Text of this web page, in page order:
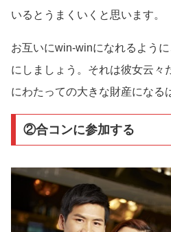
いるとうまくいくと思います。
お互いにwin-winになれるよう
にしましょう。それは彼女云々
にわたっての大きな財産になる
②合コンに参加する